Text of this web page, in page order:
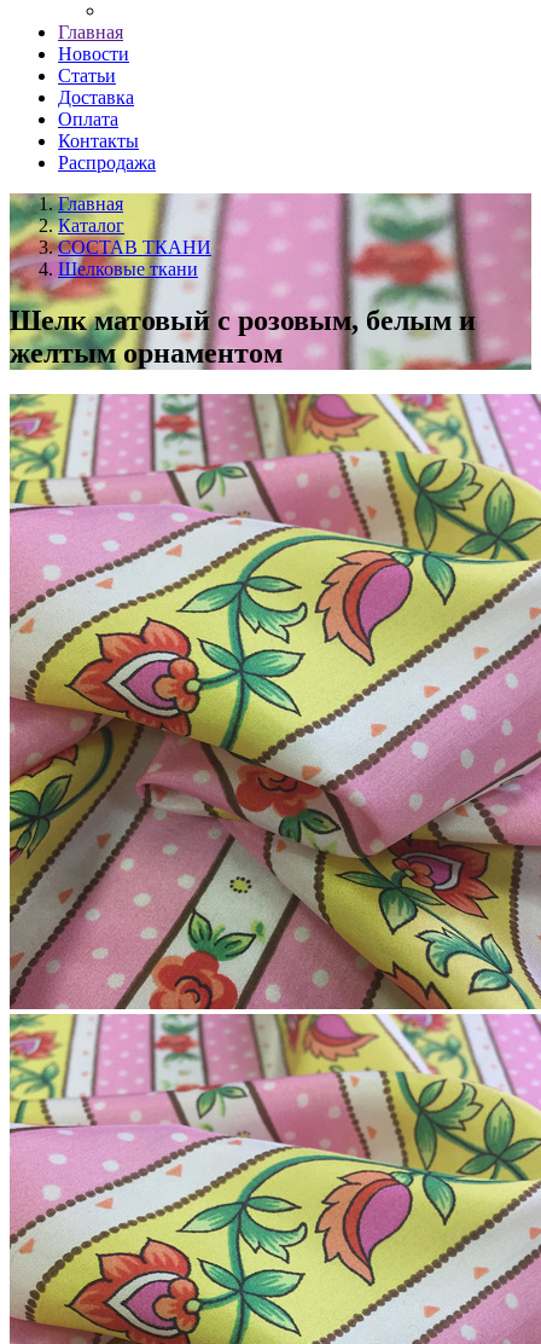
Главная
Новости
Статьи
Доставка
Оплата
Контакты
Распродажа
Главная
Каталог
СОСТАВ ТКАНИ
Шелковые ткани
Шелк матовый с розовым, белым и
желтым орнаментом